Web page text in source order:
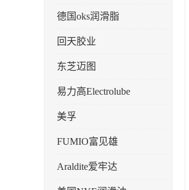
德国oks润滑脂
回天胶业
东芝迈图
易力高Electrolube
美孚
FUMIO富见雄
Araldite爱牢达